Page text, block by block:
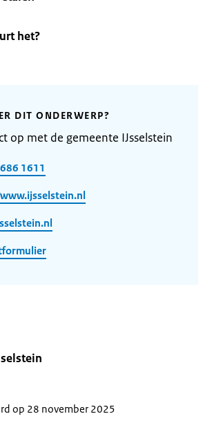
het?
DIT ONDERWERP?
op met de gemeente IJsselstein
1611
op 28 november 2025